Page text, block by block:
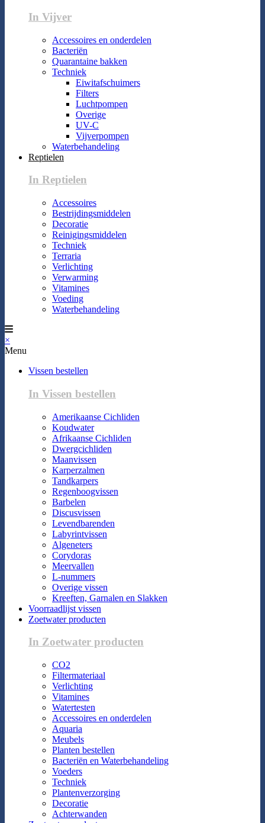
In Vijver
Accessoires en onderdelen
Bacteriën
Quarantaine bakken
Techniek
Eiwitafschuimers
Filters
Luchtpompen
Overige
UV-C
Vijverpompen
Waterbehandeling
Reptielen
In Reptielen
Accessoires
Bestrijdingsmiddelen
Decoratie
Reinigingsmiddelen
Techniek
Terraria
Verlichting
Verwarming
Vitamines
Voeding
Waterbehandeling
×
Menu
Vissen bestellen
In Vissen bestellen
Amerikaanse Cichliden
Koudwater
Afrikaanse Cichliden
Dwergcichliden
Maanvissen
Karperzalmen
Tandkarpers
Regenboogvissen
Barbelen
Discusvissen
Levendbarenden
Labyrintvissen
Algeneters
Corydoras
Meervallen
L-nummers
Overige vissen
Kreeften, Garnalen en Slakken
Voorraadlijst vissen
Zoetwater producten
In Zoetwater producten
CO2
Filtermateriaal
Verlichting
Vitamines
Watertesten
Accessoires en onderdelen
Aquaria
Meubels
Planten bestellen
Bacteriën en Waterbehandeling
Voeders
Techniek
Plantenverzorging
Decoratie
Achterwanden